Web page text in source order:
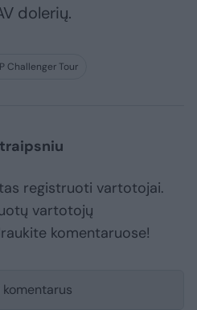
dolerių.
Challenger Tour
registruoti vartotojai.
vartotojų
komentaruose!